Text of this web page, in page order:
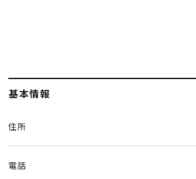
基本情報
住所
電話